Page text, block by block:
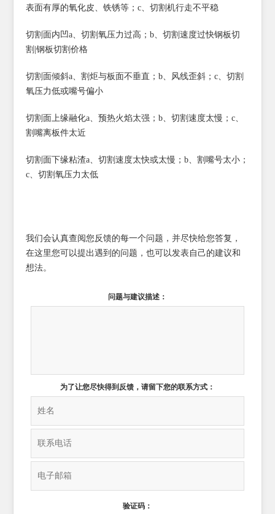
表面有厚的氧化皮、铁锈等；c、切割机行走不平稳
切割面内凹a、切割氧压力过高；b、切割速度过快钢板切
割|钢板切割价格
切割面倾斜a、割炬与板面不垂直；b、风线歪斜；c、切割
氧压力低或嘴号偏小
切割面上缘融化a、预热火焰太强；b、切割速度太慢；c、
割嘴离板件太近
切割面下缘粘渣a、切割速度太快或太慢；b、割嘴号太小；
c、切割氧压力太低
我们会认真查阅您反馈的每一个问题，并尽快给您答复，
在这里您可以提出遇到的问题，也可以发表自己的建议和
想法。
问题与建议描述：
为了让您尽快得到反馈，请留下您的联系方式：
验证码：